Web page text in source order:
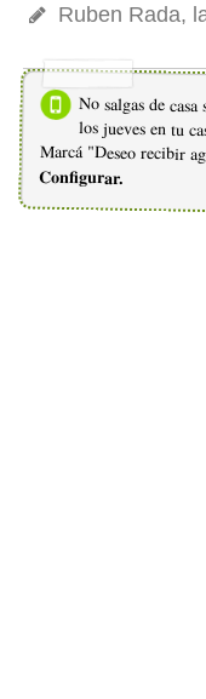
Ruben Rada,
No salgas de casa
los jueves en tu
Marcá "Deseo recibir
Configurar.